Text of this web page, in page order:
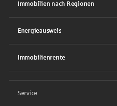
Immobilien nach Regionen
Energieausweis
Immobilienrente
Service